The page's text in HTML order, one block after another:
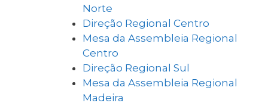
Norte
Direção Regional Centro
Mesa da Assembleia Regional
Centro
Direção Regional Sul
Mesa da Assembleia Regional
Madeira